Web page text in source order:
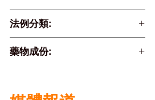
法例分類:
藥物成份:
dichlorobenzyl alcohol